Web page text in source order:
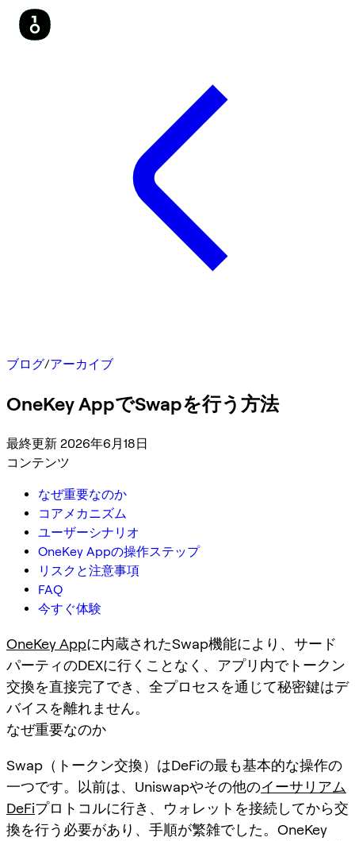
ブログ/アーカイブ
OneKey AppでSwapを行う方法
最終更新 2026年6月18日
コンテンツ
なぜ重要なのか
コアメカニズム
ユーザーシナリオ
OneKey Appの操作ステップ
リスクと注意事項
FAQ
今すぐ体験
OneKey Appに内蔵されたSwap機能により、サード
パーティのDEXに行くことなく、アプリ内でトークン
交換を直接完了でき、全プロセスを通じて秘密鍵はデ
バイスを離れません。
なぜ重要なのか
Swap（トークン交換）はDeFiの最も基本的な操作の
一つです。以前は、Uniswapやその他のイーサリアム
DeFiプロトコルに行き、ウォレットを接続してから交
換を行う必要があり、手順が繁雑でした。OneKey